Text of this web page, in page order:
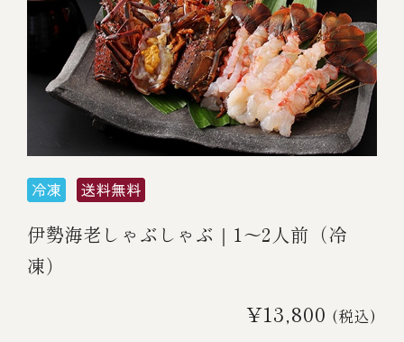
伊勢海老しゃぶしゃぶ｜1～2人前（冷
凍）
¥13,800 (税込)